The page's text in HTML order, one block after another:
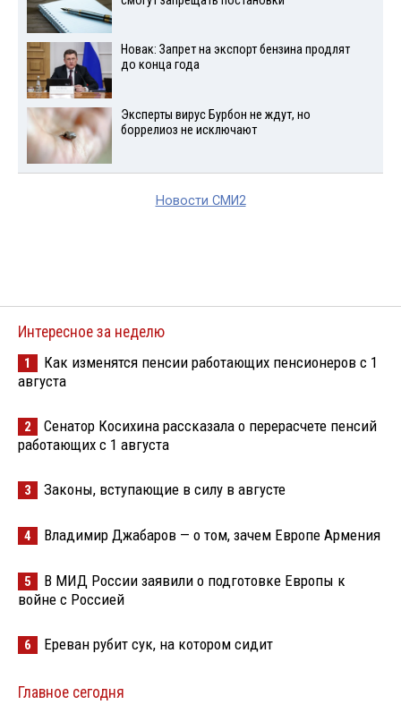
Новак: Запрет на экспорт бензина продлят
до конца года
Эксперты вирус Бурбон не ждут, но
боррелиоз не исключают
Новости СМИ2
Интересное за неделю
1
Как изменятся пенсии работающих пенсионеров с 1
августа
2
Сенатор Косихина рассказала о перерасчете пенсий
работающих с 1 августа
3 Законы, вступающие в силу в августе
4 Владимир Джабаров — о том, зачем Европе Армения
5
В МИД России заявили о подготовке Европы к
войне с Россией
6 Ереван рубит сук, на котором сидит
Главное сегодня